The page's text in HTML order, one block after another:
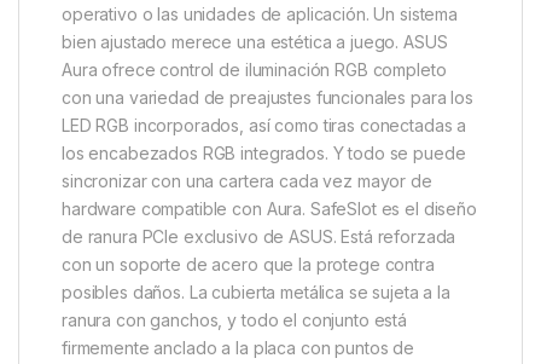
operativo o las unidades de aplicación. Un sistema
bien ajustado merece una estética a juego. ASUS
Aura ofrece control de iluminación RGB completo
con una variedad de preajustes funcionales para los
LED RGB incorporados, así como tiras conectadas a
los encabezados RGB integrados. Y todo se puede
sincronizar con una cartera cada vez mayor de
hardware compatible con Aura. SafeSlot es el diseño
de ranura PCIe exclusivo de ASUS. Está reforzada
con un soporte de acero que la protege contra
posibles daños. La cubierta metálica se sujeta a la
ranura con ganchos, y todo el conjunto está
firmemente anclado a la placa con puntos de